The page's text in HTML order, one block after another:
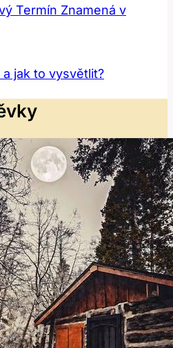
Termín Znamená v
jak to vysvětlit?